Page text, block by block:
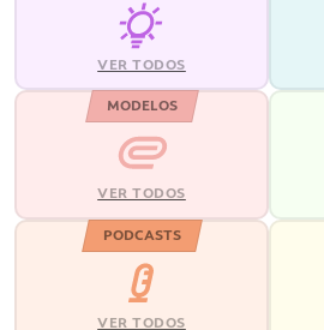
VER TODOS
MODELOS
VER TODOS
PODCASTS
VER TODOS